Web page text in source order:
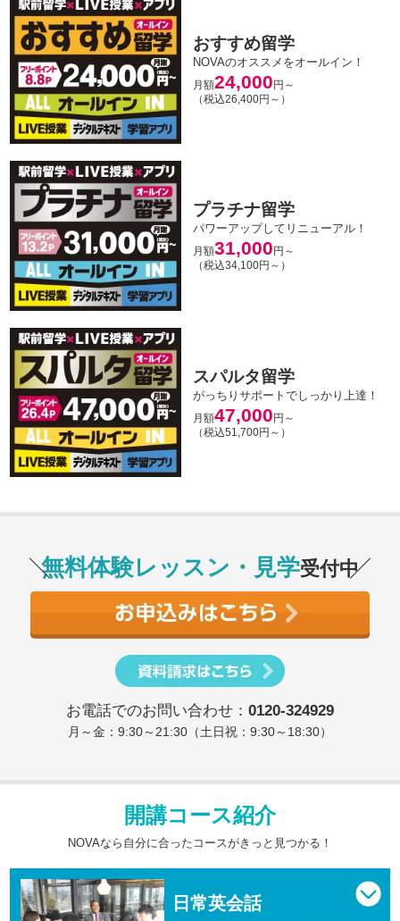
おすすめ留学
NOVAのオススメをオールイン！
月額24,000 円～
（税込26,400円～）
プラチナ留学
パワーアップしてリニューアル！
月額31,000 円～
（税込34,100円～）
スパルタ留学
がっちりサポートでしっかり上達！
月額47,000 円～
（税込51,700円～）
無料体験レッスン・見学受付中
お電話でのお問い合わせ： 0120-324929
月～金：9:30～21:30（土日祝：9:30～18:30）
開講コース紹介
NOVAなら自分に合ったコースがきっと見つかる！
日常英会話